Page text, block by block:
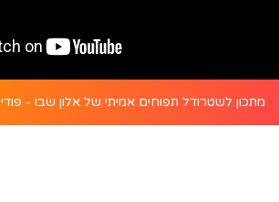
מתכון לשטרודל תפוחים אמיתי של אלון שבו - פודי